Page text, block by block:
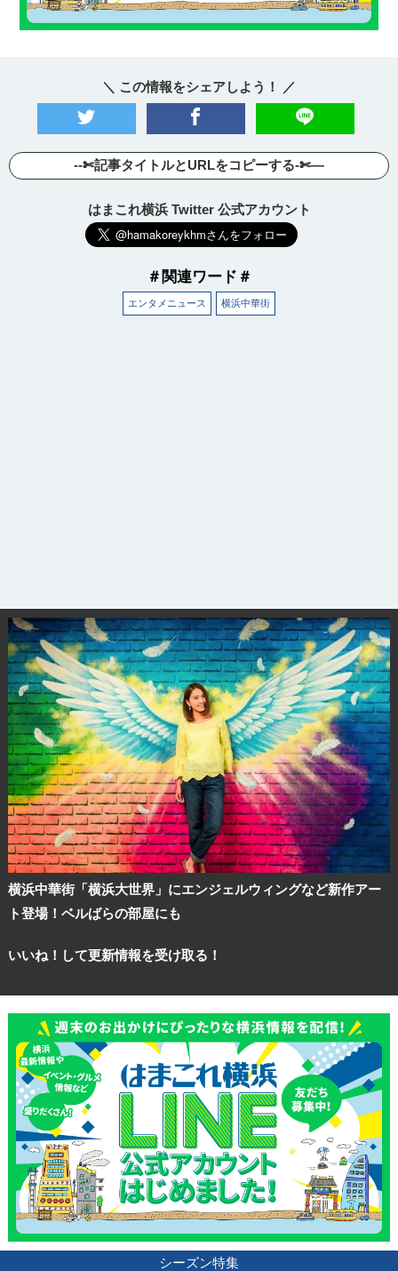
＼ この情報をシェアしよう！ ／
--✄記事タイトルとURLをコピーする-✄—
はまこれ横浜 Twitter 公式アカウント
＃関連ワード＃
エンタメニュース 横浜中華街
横浜中華街「横浜大世界」にエンジェルウィングなど新作アー
ト登場！ベルばらの部屋にも
いいね！して更新情報を受け取る！
シーズン特集